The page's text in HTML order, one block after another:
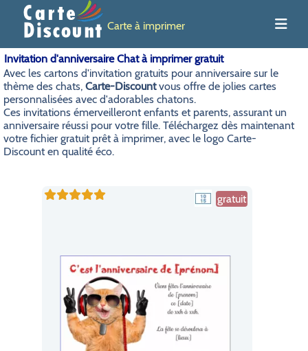
Carte à imprimer
Invitation d'anniversaire Chat à imprimer gratuit
Avec les cartons d'invitation gratuits pour anniversaire sur le
thème des chats, Carte-Discountvous offre de jolies cartes
personnalisées avec d'adorables chatons.
Ces invitations émerveilleront enfants et parents, assurant un
anniversaire réussi pour votre fille. Téléchargez dès maintenant
votre fichier gratuit prêt à imprimer, avec le logo Carte-
Discount en qualité éco.
gratuit